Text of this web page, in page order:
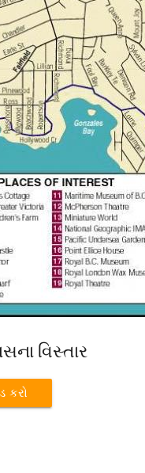
વિસ્તાર
કરો